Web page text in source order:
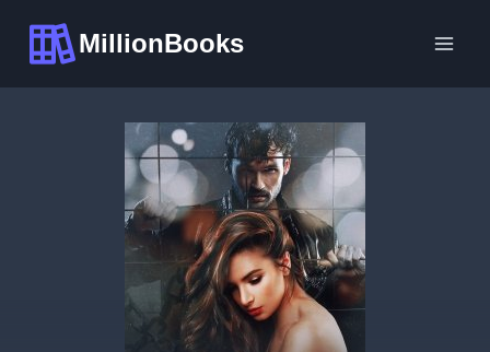
содержимому
MillionBooks